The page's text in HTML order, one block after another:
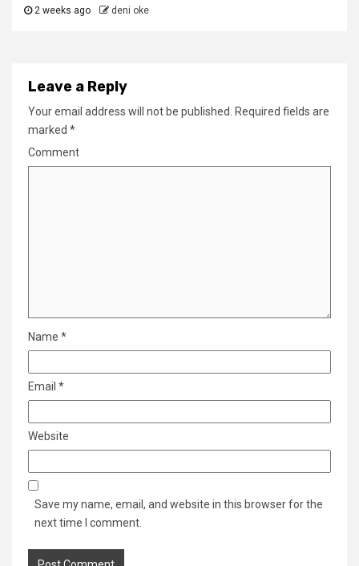
2 weeks ago deni oke
Leave a Reply
Your email address will not be published.
Required fields are
marked *
Comment
Name *
Email *
Website
Save my name, email, and website in this browser for the
next time I comment.